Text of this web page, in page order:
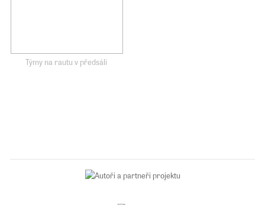
Týmy na rautu v předsálí